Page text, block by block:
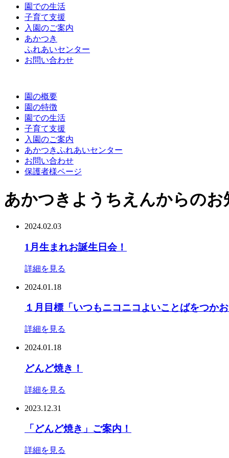
園での生活
子育て支援
入園のご案内
あかつき
ふれあいセンター
お問い合わせ
園の概要
園の特徴
園での生活
子育て支援
入園のご案内
あかつきふれあいセンター
お問い合わせ
保護者様ページ
あかつきようちえんからのお
2024.02.03
1月生まれお誕生日会！
詳細を見る
2024.01.18
１月目標「いつもニコニコよいことばをつか
詳細を見る
2024.01.18
どんど焼き！
詳細を見る
2023.12.31
「どんど焼き」ご案内！
詳細を見る